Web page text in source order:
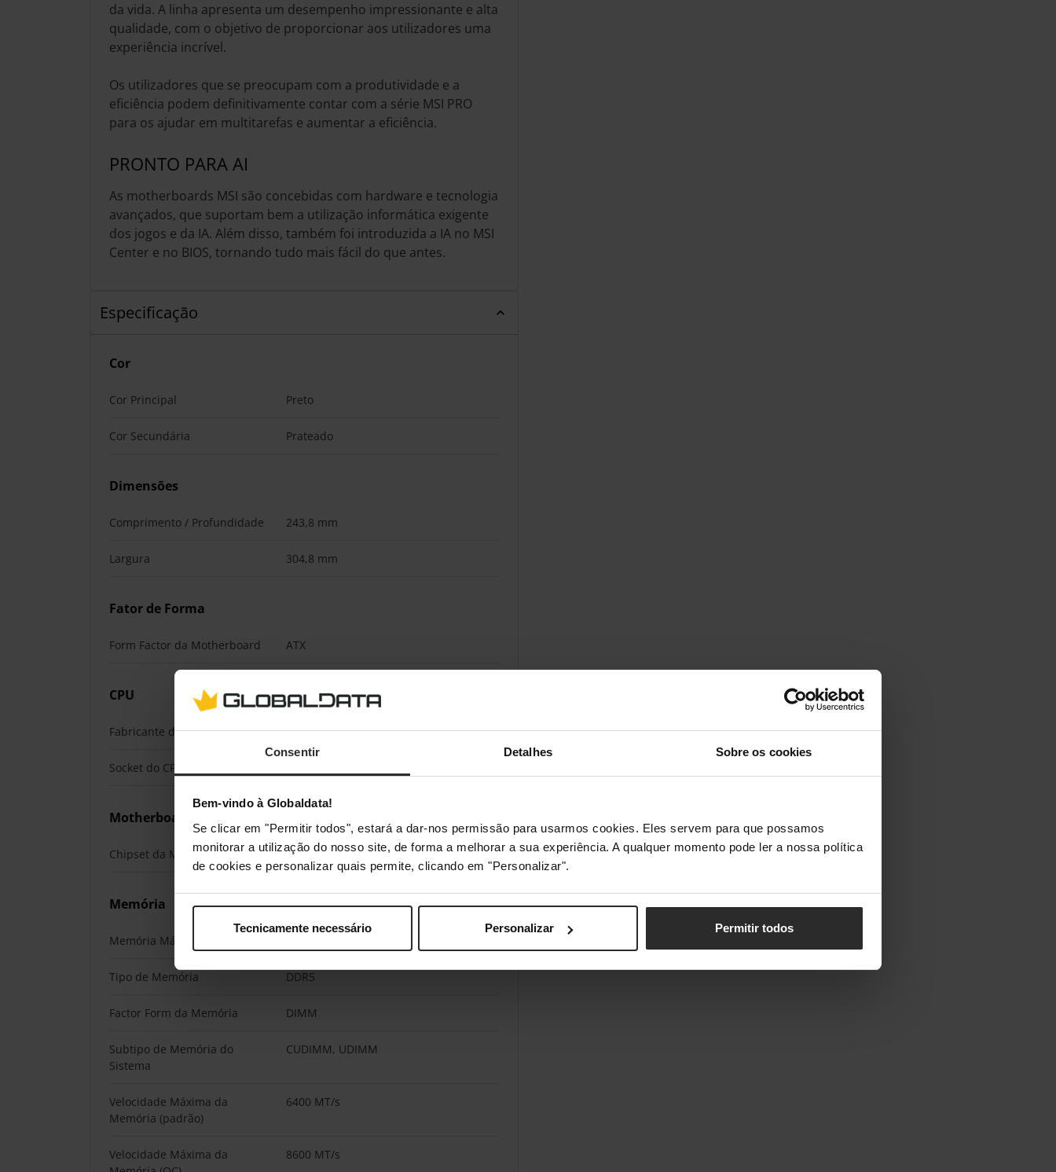
Consentir Detalhes Sobre os cookies
Bem-vindo à Globaldata!
Se clicar em "Permitir todos", estará a dar-nos permissão para usarmos cookies. Eles servem para que possamos
monitorar a utilização do nosso site, de forma a melhorar a sua experiência. A qualquer momento pode ler a nossa política
de cookies e personalizar quais permite, clicando em "Personalizar".
Tecnicamente necessário Personalizar Permitir todos
da vida. A linha apresenta um desempenho impressionante e alta
qualidade, com o objetivo de proporcionar aos utilizadores uma
experiência incrível.
Os utilizadores que se preocupam com a produtividade e a
eficiência podem definitivamente contar com a série MSI PRO
para os ajudar em multitarefas e aumentar a eficiência.
PRONTO PARA AI
As motherboards MSI são concebidas com hardware e tecnologia
avançados, que suportam bem a utilização informática exigente
dos jogos e da IA. Além disso, também foi introduzida a IA no MSI
Center e no BIOS, tornando tudo mais fácil do que antes.
Especificação
Cor
Cor Principal Preto
Cor Secundária Prateado
Dimensões
Comprimento / Profundidade 243,8 mm
Largura 304,8 mm
Fator de Forma
Form Factor da Motherboard ATX
CPU
Fabricante do CPU Intel
Socket do CPU
Motherboard
Chipset da Motherboard Intel B860
Memória
Memória Máxima
Tipo de Memória DDR5
Factor Form da Memória DIMM
Subtipo de Memória do
Sistema
CUDIMM, UDIMM
Velocidade Máxima da
Memória (padrão)
6400 MT/s
Velocidade Máxima da
8600 MT/s